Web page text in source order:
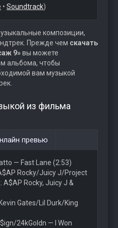
• Soundtrack)
композиции,
Прежде чем скачать
9»вы можете
альбома, чтобы
вам музыкой
из фильма
превью
— Fast Lane (2:53)
Rocky/Juicy J/Project
Rocky, Juicy J &
Gates/Lil Durk/King
24kGoldn — I Won